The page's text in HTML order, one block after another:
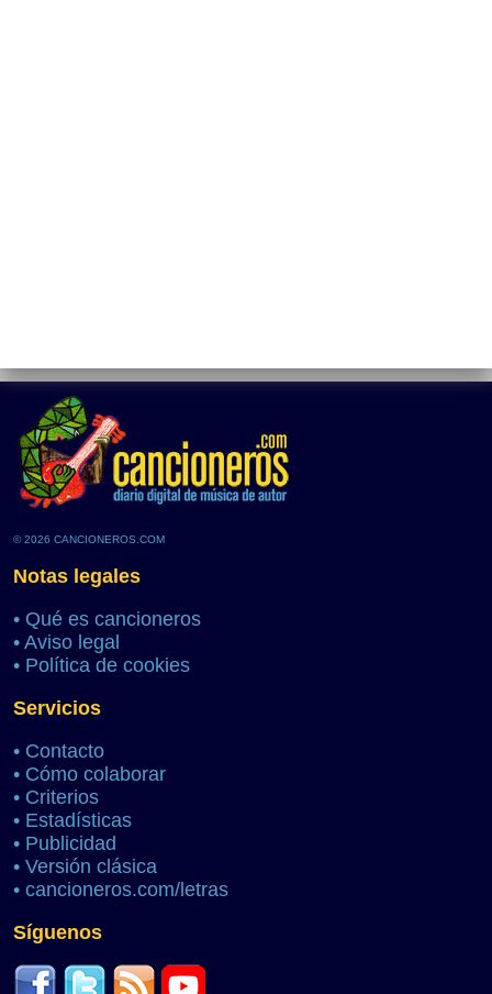
© 2026 CANCIONEROS.COM
Notas legales
• Qué es cancioneros
• Aviso legal
• Política de cookies
Servicios
• Contacto
• Cómo colaborar
• Criterios
• Estadísticas
• Publicidad
• Versión clásica
• cancioneros.com/letras
Síguenos